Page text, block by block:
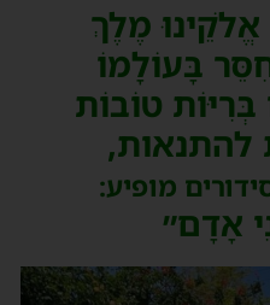
מֶלֶךְ
בָּעוֹלָמוֹ
טוֹבוֹת
להתנאות,
מופיע:
אָדָם״